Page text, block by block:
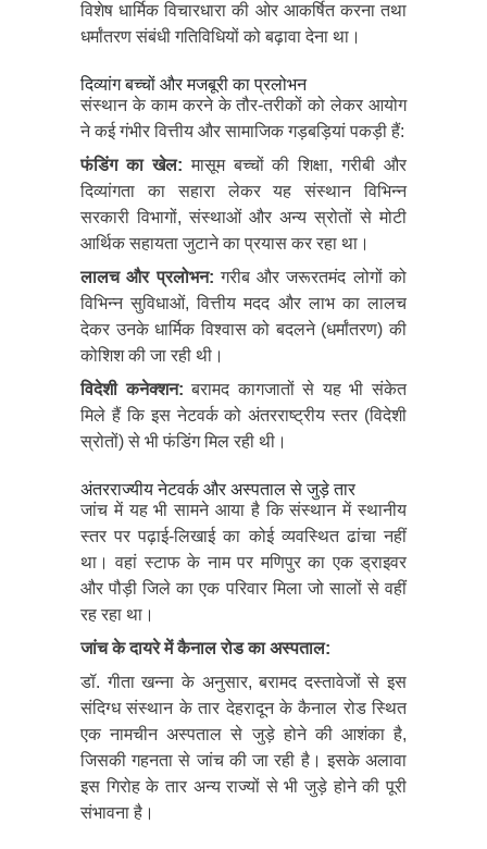
विशेष धार्मिक विचारधारा की ओर आकर्षित करना तथा
धर्मांतरण संबंधी गतिविधियों को बढ़ावा देना था।
दिव्यांग बच्चों और मजबूरी का प्रलोभन
संस्थान के काम करने के तौर-तरीकों को लेकर आयोग
ने कई गंभीर वित्तीय और सामाजिक गड़बड़ियां पकड़ी हैं:
फंडिंग का खेल: मासूम बच्चों की शिक्षा, गरीबी और
दिव्यांगता का सहारा लेकर यह संस्थान विभिन्न
सरकारी विभागों, संस्थाओं और अन्य स्रोतों से मोटी
आर्थिक सहायता जुटाने का प्रयास कर रहा था।
लालच और प्रलोभन: गरीब और जरूरतमंद लोगों को
विभिन्न सुविधाओं, वित्तीय मदद और लाभ का लालच
देकर उनके धार्मिक विश्वास को बदलने (धर्मांतरण) की
कोशिश की जा रही थी।
विदेशी कनेक्शन: बरामद कागजातों से यह भी संकेत
मिले हैं कि इस नेटवर्क को अंतरराष्ट्रीय स्तर (विदेशी
स्रोतों) से भी फंडिंग मिल रही थी।
अंतरराज्यीय नेटवर्क और अस्पताल से जुड़े तार
जांच में यह भी सामने आया है कि संस्थान में स्थानीय
स्तर पर पढ़ाई-लिखाई का कोई व्यवस्थित ढांचा नहीं
था। वहां स्टाफ के नाम पर मणिपुर का एक ड्राइवर
और पौड़ी जिले का एक परिवार मिला जो सालों से वहीं
रह रहा था।
जांच के दायरे में कैनाल रोड का अस्पताल:
डॉ. गीता खन्ना के अनुसार, बरामद दस्तावेजों से इस
संदिग्ध संस्थान के तार देहरादून के कैनाल रोड स्थित
एक नामचीन अस्पताल से जुड़े होने की आशंका है,
जिसकी गहनता से जांच की जा रही है। इसके अलावा
इस गिरोह के तार अन्य राज्यों से भी जुड़े होने की पूरी
संभावना है।